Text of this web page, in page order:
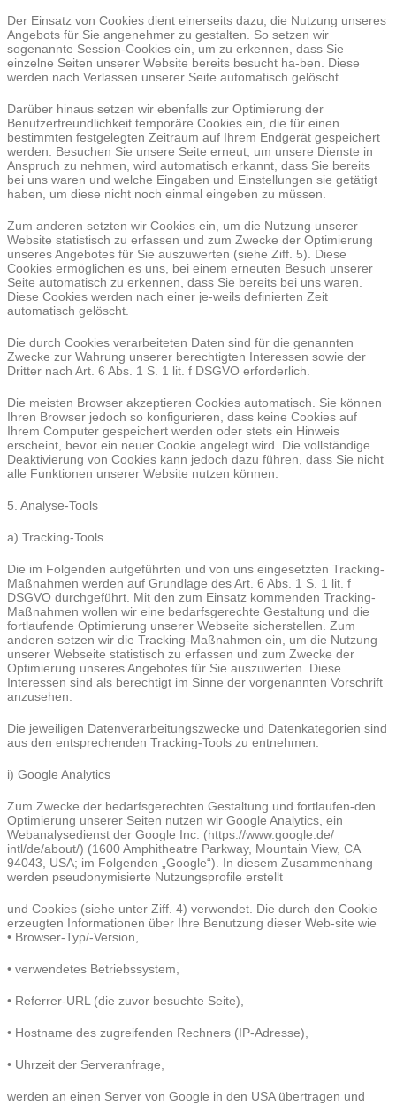
Der Einsatz von Cookies dient einerseits dazu, die Nutzung unseres
Angebots für Sie angenehmer zu gestalten. So setzen wir
sogenannte Session-Cookies ein, um zu erkennen, dass Sie
einzelne Seiten unserer Website bereits besucht ha-ben. Diese
werden nach Verlassen unserer Seite automatisch gelöscht.
Darüber hinaus setzen wir ebenfalls zur Optimierung der
Benutzerfreundlichkeit temporäre Cookies ein, die für einen
bestimmten festgelegten Zeitraum auf Ihrem Endgerät gespeichert
werden. Besuchen Sie unsere Seite erneut, um unsere Dienste in
Anspruch zu nehmen, wird automatisch erkannt, dass Sie bereits
bei uns waren und welche Eingaben und Einstellungen sie getätigt
haben, um diese nicht noch einmal eingeben zu müssen.
Zum anderen setzten wir Cookies ein, um die Nutzung unserer
Website statistisch zu erfassen und zum Zwecke der Optimierung
unseres Angebotes für Sie auszuwerten (siehe Ziff. 5). Diese
Cookies ermöglichen es uns, bei einem erneuten Besuch unserer
Seite automatisch zu erkennen, dass Sie bereits bei uns waren.
Diese Cookies werden nach einer je-weils definierten Zeit
automatisch gelöscht.
Die durch Cookies verarbeiteten Daten sind für die genannten
Zwecke zur Wahrung unserer berechtigten Interessen sowie der
Dritter nach Art. 6 Abs. 1 S. 1 lit. f DSGVO erforderlich.
Die meisten Browser akzeptieren Cookies automatisch. Sie können
Ihren Browser jedoch so konfigurieren, dass keine Cookies auf
Ihrem Computer gespeichert werden oder stets ein Hinweis
erscheint, bevor ein neuer Cookie angelegt wird. Die vollständige
Deaktivierung von Cookies kann jedoch dazu führen, dass Sie nicht
alle Funktionen unserer Website nutzen können.
5. Analyse-Tools
a) Tracking-Tools
Die im Folgenden aufgeführten und von uns eingesetzten Tracking-
Maßnahmen werden auf Grundlage des Art. 6 Abs. 1 S. 1 lit. f
DSGVO durchgeführt. Mit den zum Einsatz kommenden Tracking-
Maßnahmen wollen wir eine bedarfsgerechte Gestaltung und die
fortlaufende Optimierung unserer Webseite sicherstellen. Zum
anderen setzen wir die Tracking-Maßnahmen ein, um die Nutzung
unserer Webseite statistisch zu erfassen und zum Zwecke der
Optimierung unseres Angebotes für Sie auszuwerten. Diese
Interessen sind als berechtigt im Sinne der vorgenannten Vorschrift
anzusehen.
Die jeweiligen Datenverarbeitungszwecke und Datenkategorien sind
aus den entsprechenden Tracking-Tools zu entnehmen.
i) Google Analytics
Zum Zwecke der bedarfsgerechten Gestaltung und fortlaufen-den
Optimierung unserer Seiten nutzen wir Google Analytics, ein
Webanalysedienst der Google Inc. (https://www.google.de/
intl/de/about/) (1600 Amphitheatre Parkway, Mountain View, CA
94043, USA; im Folgenden „Google“). In diesem Zusammenhang
werden pseudonymisierte Nutzungsprofile erstellt
und Cookies (siehe unter Ziff. 4) verwendet. Die durch den Cookie
erzeugten Informationen über Ihre Benutzung dieser Web-site wie
• Browser-Typ/-Version,
• verwendetes Betriebssystem,
• Referrer-URL (die zuvor besuchte Seite),
• Hostname des zugreifenden Rechners (IP-Adresse),
• Uhrzeit der Serveranfrage,
werden an einen Server von Google in den USA übertragen und